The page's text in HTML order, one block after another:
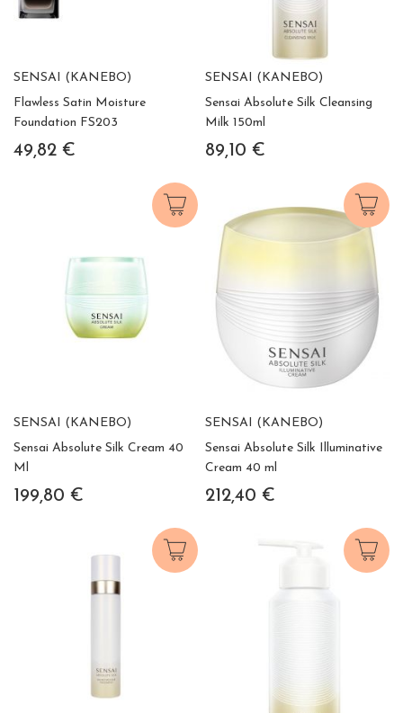
SENSAI (KANEBO)
Flawless Satin Moisture
Foundation FS203
49,82 €
SENSAI (KANEBO)
Sensai Absolute Silk Cleansing
Milk 150ml
89,10 €
SENSAI (KANEBO)
Sensai Absolute Silk Cream 40
Ml
199,80 €
SENSAI (KANEBO)
Sensai Absolute Silk Illuminative
Cream 40 ml
212,40 €